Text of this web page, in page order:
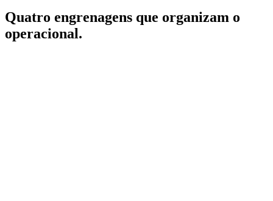
Quatro engrenagens que organizam o
operacional.